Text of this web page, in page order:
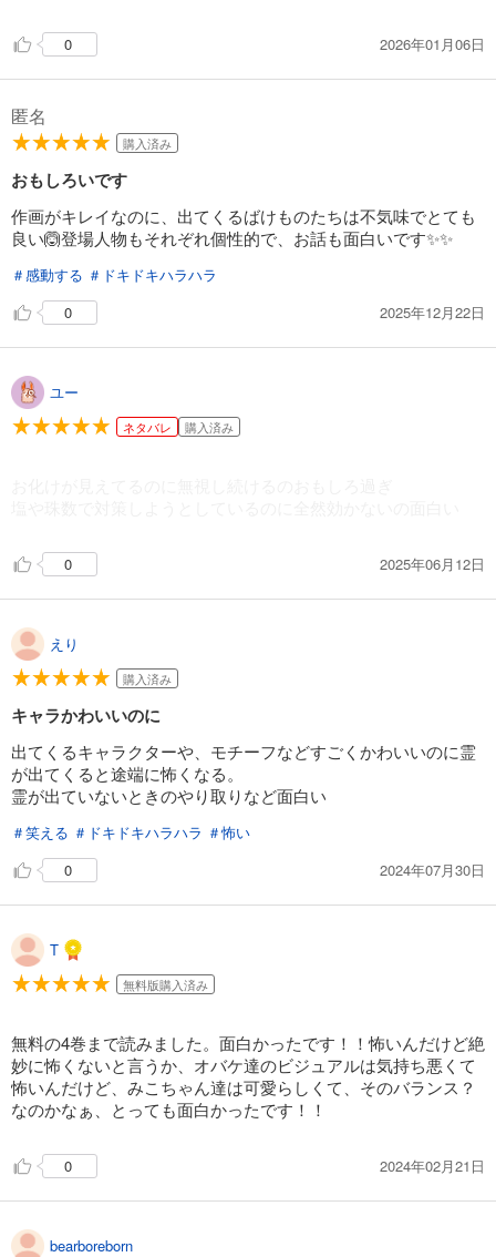
0 2026年01月06日
匿名
購入済み
おもしろいです
作画がキレイなのに、出てくるばけものたちは不気味でとても
良い🙆登場人物もそれぞれ個性的で、お話も面白いです✨✨
＃感動する ＃ドキドキハラハラ
0
2025年12月22日
ユー
ネタバレ 購入済み
0 2025年06月12日
えり
購入済み
キャラかわいいのに
出てくるキャラクターや、モチーフなどすごくかわいいのに霊
が出てくると途端に怖くなる。
霊が出ていないときのやり取りなど面白い
＃笑える ＃ドキドキハラハラ ＃怖い
0
2024年07月30日
T
無料版購入済み
無料の4巻まで読みました。面白かったです！！怖いんだけど絶
妙に怖くないと言うか、オバケ達のビジュアルは気持ち悪くて
怖いんだけど、みこちゃん達は可愛らしくて、そのバランス？
なのかなぁ、とっても面白かったです！！
0 2024年02月21日
bearboreborn